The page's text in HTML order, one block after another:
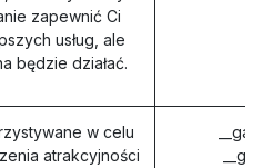
zapewnić Ci
usług, ale
będzie działać.
w celu
atrakcyjności